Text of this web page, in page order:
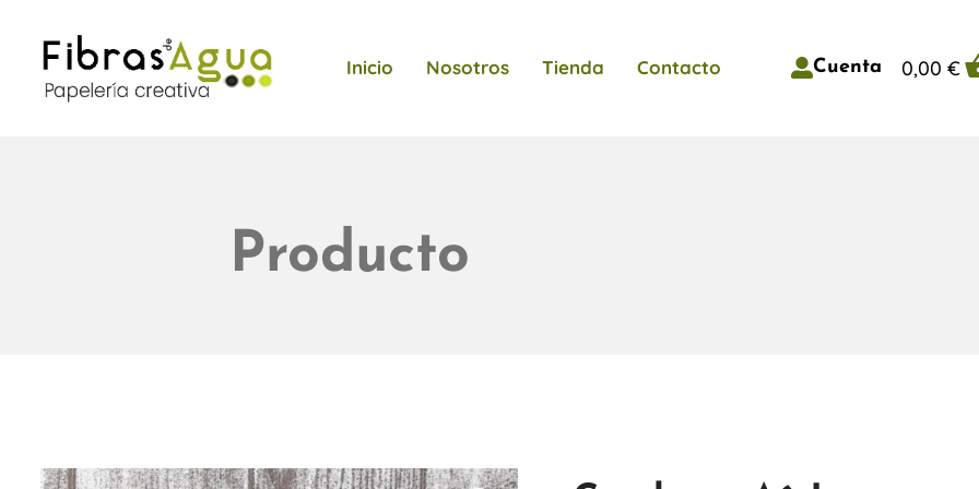
Inicio Nosotros Tienda Contacto Cuenta 0,00 €
Producto